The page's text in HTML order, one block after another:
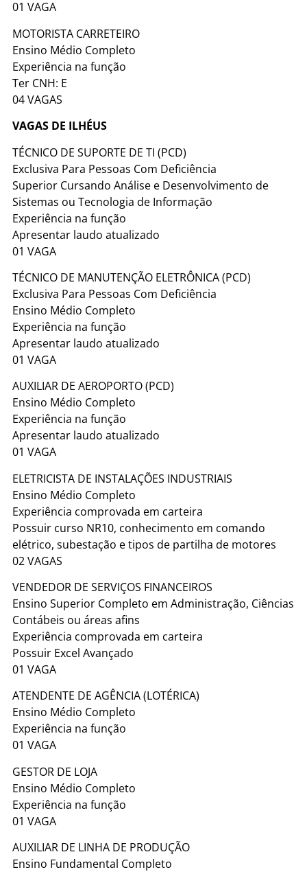
01 VAGA
MOTORISTA CARRETEIRO
Ensino Médio Completo
Experiência na função
Ter CNH: E
04 VAGAS
VAGAS DE ILHÉUS
TÉCNICO DE SUPORTE DE TI (PCD)
Exclusiva Para Pessoas Com Deficiência
Superior Cursando Análise e Desenvolvimento de
Sistemas ou Tecnologia de Informação
Experiência na função
Apresentar laudo atualizado
01 VAGA
TÉCNICO DE MANUTENÇÃO ELETRÔNICA (PCD)
Exclusiva Para Pessoas Com Deficiência
Ensino Médio Completo
Experiência na função
Apresentar laudo atualizado
01 VAGA
AUXILIAR DE AEROPORTO (PCD)
Ensino Médio Completo
Experiência na função
Apresentar laudo atualizado
01 VAGA
ELETRICISTA DE INSTALAÇÕES INDUSTRIAIS
Ensino Médio Completo
Experiência comprovada em carteira
Possuir curso NR10, conhecimento em comando
elétrico, subestação e tipos de partilha de motores
02 VAGAS
VENDEDOR DE SERVIÇOS FINANCEIROS
Ensino Superior Completo em Administração, Ciências
Contábeis ou áreas afins
Experiência comprovada em carteira
Possuir Excel Avançado
01 VAGA
ATENDENTE DE AGÊNCIA (LOTÉRICA)
Ensino Médio Completo
Experiência na função
01 VAGA
GESTOR DE LOJA
Ensino Médio Completo
Experiência na função
01 VAGA
AUXILIAR DE LINHA DE PRODUÇÃO
Ensino Fundamental Completo